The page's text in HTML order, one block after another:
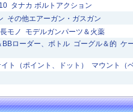
タナカ ボルトアクション
その他エアーガン・ガスガン
長モノ
モデルガンパーツ＆火薬
BBローダー、ボトル ゴーグル＆的 ケ
ト（ポイント、ドット）
マウント（